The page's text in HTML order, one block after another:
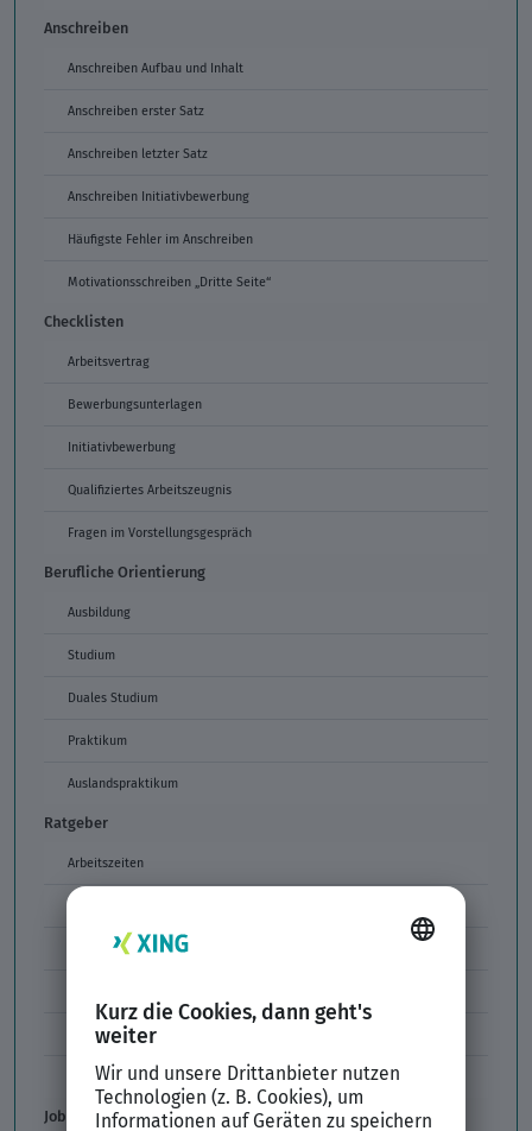
Anschreiben
Anschreiben Aufbau und Inhalt
Anschreiben erster Satz
Anschreiben letzter Satz
Anschreiben Initiativbewerbung
Häufigste Fehler im Anschreiben
Motivationsschreiben „Dritte Seite“
Checklisten
Arbeitsvertrag
Bewerbungsunterlagen
Initiativbewerbung
Qualifiziertes Arbeitszeugnis
Fragen im Vorstellungsgespräch
Berufliche Orientierung
Ausbildung
Studium
Duales Studium
Praktikum
Auslandspraktikum
Ratgeber
Arbeitszeiten
Formulierungen im Arbeitszeugnis
Unbefristeter Arbeitsvertrag
Der XING Bewerbungsratgeber
Job & Karriere